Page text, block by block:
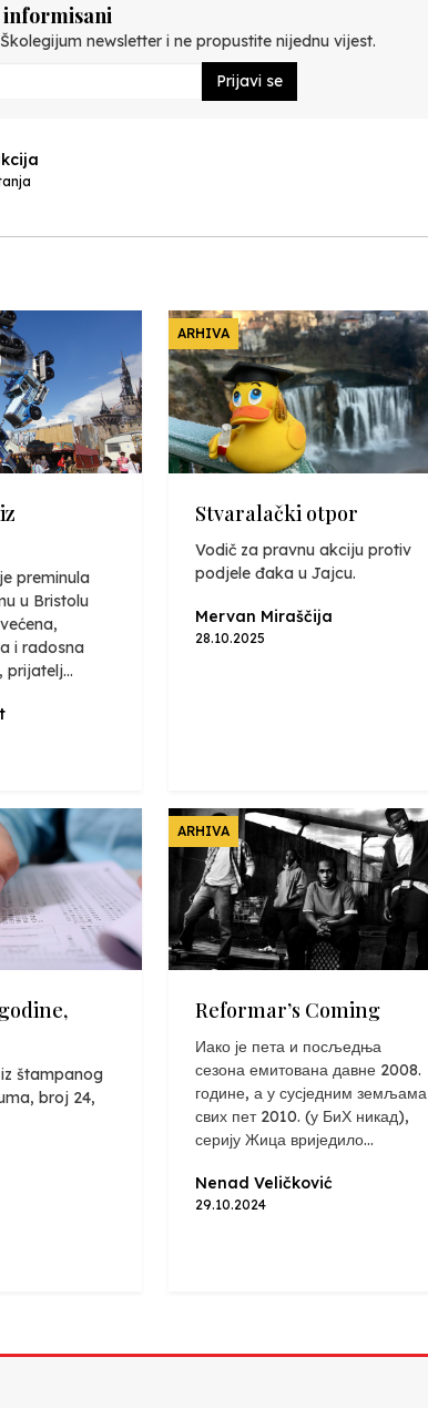
newsletter i ne propustite nijednu vijest.
Prijavi se
preminula
u Bristolu
i radosna
prijatelj...
ARHIVA
Stvaralački otpor
Vodič za pravnu akciju protiv
podjele đaka u Jajcu.
Mervan Miraščija
28.10.2025
štampanog
broj 24,
ARHIVA
Reformar’s Coming
Иако је пета и посљедња
сезона емитована давне 2008.
године, а у сусједним земљама
свих пет 2010. (у БиХ никад),
серију Жица вриједило...
Nenad Veličković
29.10.2024